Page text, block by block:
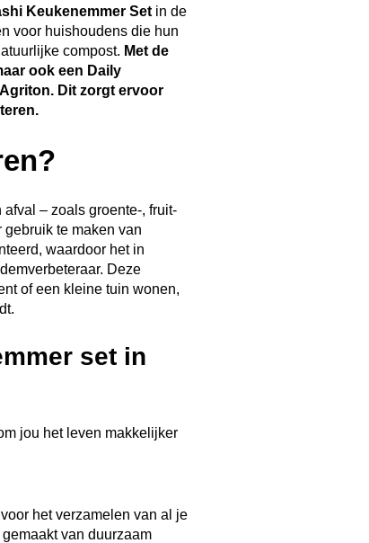
Keukenemmer Set in de
voor huishoudens die hun
compost. Met de
ook een Daily
Dit zorgt ervoor
– zoals groente-, fruit-
te maken van
waardoor het in
Deze
of een kleine tuin wonen,
set in
jou het leven makkelijker
het verzamelen van al je
van duurzaam